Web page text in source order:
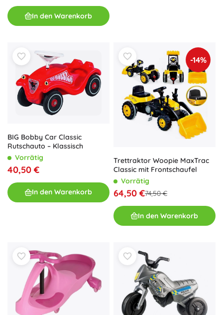
In den Warenkorb
BIG Bobby Car Classic
Rutschauto – Klassisch
Vorrätig
40,50 €
In den Warenkorb
-14%
Trettraktor Woopie MaxTrac
Classic mit Frontschaufel
Vorrätig
64,50 €74,50 €
In den Warenkorb